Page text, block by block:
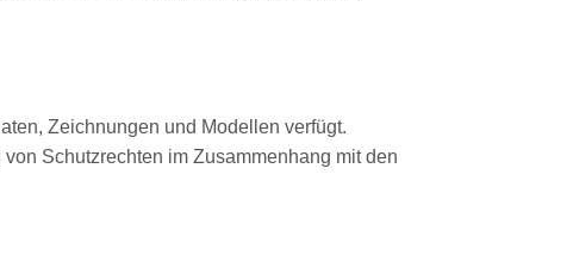
Zeichnungen und Modellen verfügt.
Schutzrechten im Zusammenhang mit den